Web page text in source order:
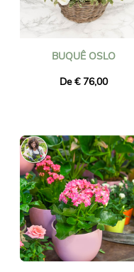
BUQUÊ OSLO
De € 76,00